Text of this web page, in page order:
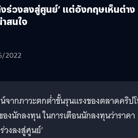
ร่วงลงสู่ศูนย์’ แต่อังกฤษเห็นต่าง
สนใจ
2022
จากภาวะตกต่ำขั้นรุนแรงของตลาดคริป
งนักลงทุน ในการเตือนนักลงทุนว่าราคา
งลงสู่ศูนย์’